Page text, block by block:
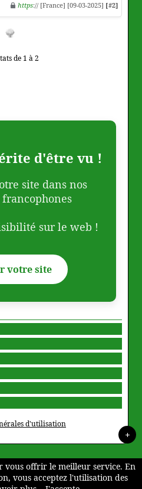
https:// [France] [09-03-2025] [#2]
de 1 à 2
d'être vu !
site dans nos
sur le web !
votre site
d'utilisation
+
vous offrir le meilleur service. En
vous acceptez l'utilisation des